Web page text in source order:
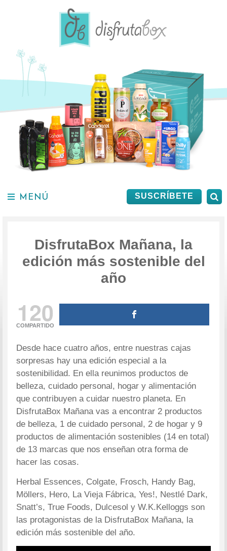
SUSCRÍBETE
MENÚ
DisfrutaBox Mañana, la
edición más sostenible del
año
120
COMPARTIDO
Desde hace cuatro años, entre nuestras cajas
sorpresas hay una edición especial a la
sostenibilidad. En ella reunimos productos de
belleza, cuidado personal, hogar y alimentación
que contribuyen a cuidar nuestro planeta. En
DisfrutaBox Mañana vas a encontrar 2 productos
de belleza, 1 de cuidado personal, 2 de hogar y 9
productos de alimentación sostenibles (14 en total)
de 13 marcas que nos enseñan otra forma de
hacer las cosas.
Herbal Essences, Colgate, Frosch, Handy Bag,
Möllers, Hero, La Vieja Fábrica, Yes!, Nestlé Dark,
Snatt’s, True Foods, Dulcesol y W.K.Kelloggs son
las protagonistas de la DisfrutaBox Mañana, la
edición más sostenible del año.